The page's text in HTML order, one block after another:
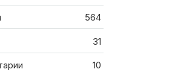
564
31
10